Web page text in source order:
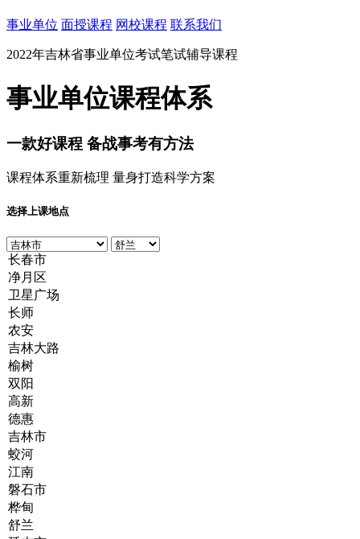
事业单位 面授课程 网校课程 联系我们
2022年吉林省事业单位考试笔试辅导课程
事业单位课程体系
一款好课程 备战事考有方法
课程体系重新梳理 量身打造科学方案
选择上课地点